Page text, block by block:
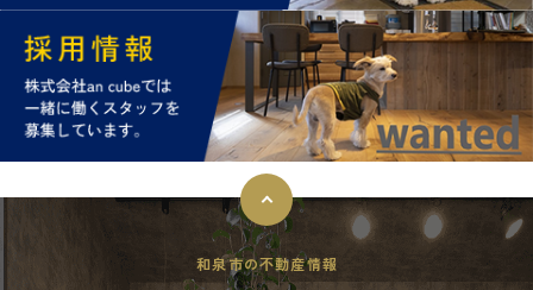
和泉市の不動産情報